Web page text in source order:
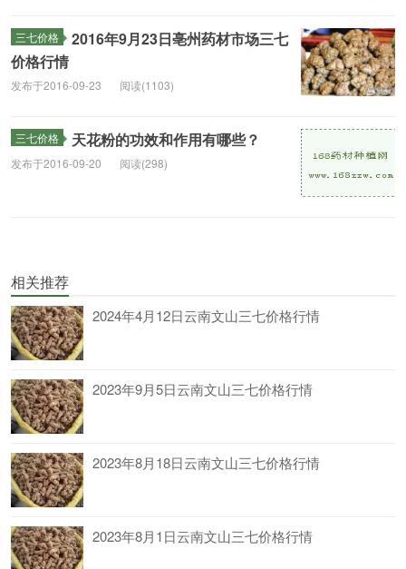
三七价格
2016年9月23日亳州药材市场三七
价格行情
发布于2016-09-23 阅读(1103)
三七价格 天花粉的功效和作用有哪些？
发布于2016-09-20 阅读(298)
相关推荐
2024年4月12日云南文山三七价格行情
2023年9月5日云南文山三七价格行情
2023年8月18日云南文山三七价格行情
2023年8月1日云南文山三七价格行情